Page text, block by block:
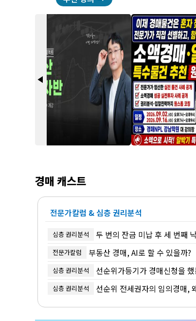
arrow_back_2
경매 캐스트
전문가칼럼 & 심층 권리분석
심층 권리분석 두 번의 잔금 미납 후 세 번째
전문가칼럼 부동산 경매, AI로 할 수 있을까?
심층 권리분석 선순위가등기가 경매신청을
심층 권리분석 선순위 전세권자의 임의경매,